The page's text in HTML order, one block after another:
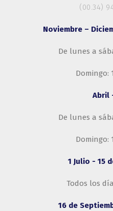
(00.34)
Noviembre –
De lunes a
Domingo:
Abril
De lunes a
Domingo:
1 Julio - 15
Todos los
16 de